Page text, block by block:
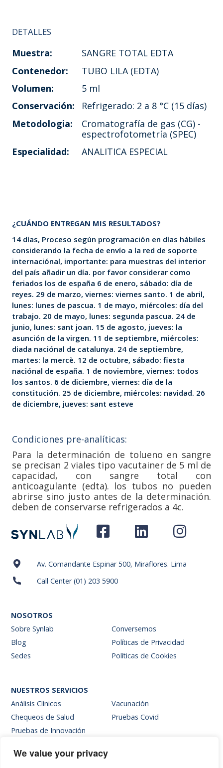
We value your privacy
DETALLES
Muestra:
SANGRE TOTAL EDTA
Contenedor:
TUBO LILA (EDTA)
Volumen:
5 ml
Conservación:
Refrigerado: 2 a 8 °C (15 días)
Metodologia:
Cromatografía de gas (CG) -
espectrofotometría (SPEC)
Especialidad:
ANALITICA ESPECIAL
¿CUÁNDO ENTREGAN MIS RESULTADOS?
14 días, Proceso según programación en días hábiles
considerando la fecha de envío a la red de soporte
internaciónal, importante: para muestras del interior
del país añadir un día. por favor considerar como
feriados los de españa 6 de enero, sábado: día de
reyes. 29 de marzo, viernes: viernes santo. 1 de abril,
lunes: lunes de pascua. 1 de mayo, miércoles: día del
trabajo. 20 de mayo, lunes: segunda pascua. 24 de
junio, lunes: sant joan. 15 de agosto, jueves: la
asunción de la virgen. 11 de septiembre, miércoles:
diada naciónal de catalunya. 24 de septiembre,
martes: la mercè. 12 de octubre, sábado: fiesta
naciónal de españa. 1 de noviembre, viernes: todos
los santos. 6 de diciembre, viernes: día de la
constitución. 25 de diciembre, miércoles: navidad. 26
de diciembre, jueves: sant esteve
Condiciones pre-analíticas:
Para la determinación de tolueno en sangre
se precisan 2 viales tipo vacutainer de 5 ml de
capacidad, con sangre total con
anticoagulante (edta). los tubos no pueden
abrirse sino justo antes de la determinación.
deben de conservarse refrigerados a 4c.
Av. Comandante Espinar 500, Miraflores. Lima
Call Center (01) 203 5900
NOSOTROS
Sobre Synlab
Blog
Sedes
Conversemos
Políticas de Privacidad
Políticas de Cookies
NUESTROS SERVICIOS
Análisis Clínicos
Chequeos de Salud
Pruebas de Innovación
Vacunación
Pruebas Covid